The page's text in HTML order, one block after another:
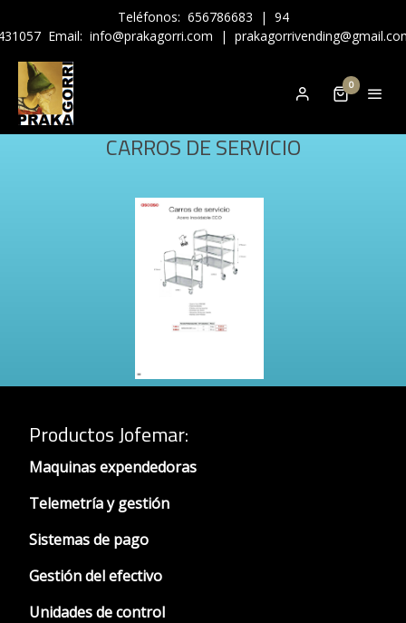
Teléfonos: 656786683 | 94
Email: info@prakagorri.com |
0
CARROS DE SERVICIO
Productos Jofemar:
Maquinas expendedoras
Telemetría y gestión
Sistemas de pago
Gestión del efectivo
Unidades de control